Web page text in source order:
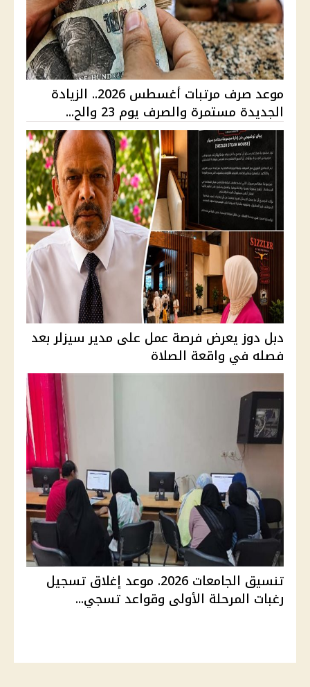
موعد صرف مرتبات أغسطس 2026.. الزيادة
الجديدة مستمرة والصرف يوم 23 والح...
دبل دوز يعرض فرصة عمل على مدير سيزلر بعد
فصله في واقعة الصلاة
تنسيق الجامعات 2026. موعد إغلاق تسجيل
رغبات المرحلة الأولى وقواعد تسجي...